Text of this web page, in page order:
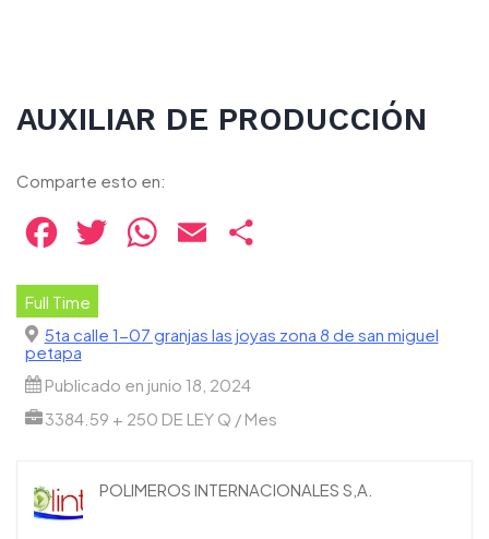
AUXILIAR DE PRODUCCIÓN
Comparte esto en:
Facebook
Twitter WhatsApp
Email
Full Time
5ta calle 1-07 granjas las joyas zona 8 de san miguel
petapa
Publicado en junio 18, 2024
3384.59 + 250 DE LEY Q / Mes
POLIMEROS INTERNACIONALES S,A.